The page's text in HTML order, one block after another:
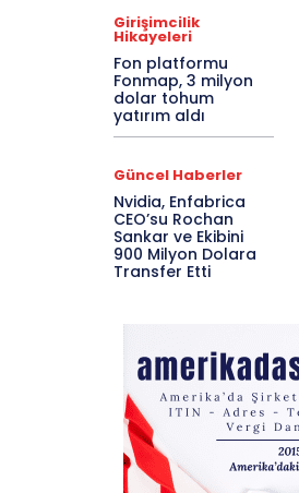
Girişimcilik
Hikayeleri
Fon platformu
Fonmap, 3 milyon
dolar tohum
yatırım aldı
Güncel Haberler
Nvidia, Enfabrica
CEO’su Rochan
Sankar ve Ekibini
900 Milyon Dolara
Transfer Etti